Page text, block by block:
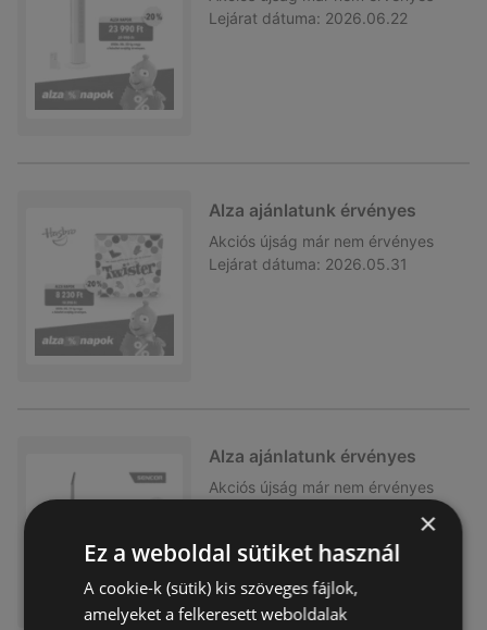
Lejárat dátuma: 2026.06.22
Alza ajánlatunk érvényes
Akciós újság már nem érvényes
Lejárat dátuma: 2026.05.31
Alza ajánlatunk érvényes
Akciós újság már nem érvényes
×
Ez a weboldal sütiket használ
A cookie-k (sütik) kis szöveges fájlok,
amelyeket a felkeresett weboldalak